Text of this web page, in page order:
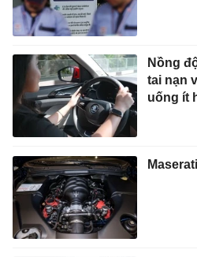
Nồng
tai nạn
uống ít